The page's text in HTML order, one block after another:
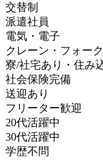
交替制
派遣社員
電気・電子
クレーン・フォー
寮/社宅あり・住み
社会保険完備
送迎あり
フリーター歓迎
20代活躍中
30代活躍中
学歴不問